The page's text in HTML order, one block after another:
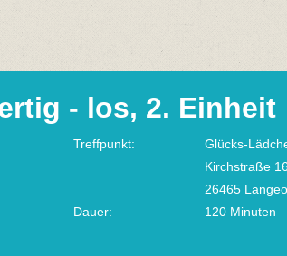
- los, 2. Einheit
Treffpunkt:
Glücks-
Kirchstraße 16
26465
Dauer: 120 Minuten